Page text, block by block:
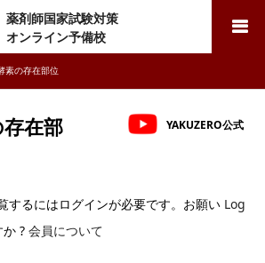
薬剤師国家試験対策
オンライン予備校
検索
素の存在部位
在部
YAKUZERO公式
するにはログインが必要です。お願い Log
? 会員について